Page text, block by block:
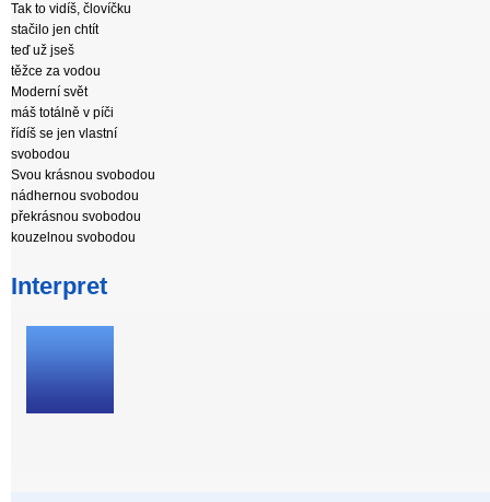
Tak to vidíš, človíčku
stačilo jen chtít
teď už jseš
těžce za vodou
Moderní svět
máš totálně v píči
řídíš se jen vlastní
svobodou
Svou krásnou svobodou
nádhernou svobodou
překrásnou svobodou
kouzelnou svobodou
Interpret